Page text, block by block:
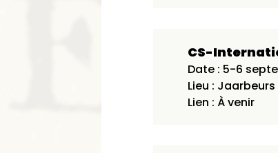
CS-
Date : 5-6
Lieu :
Lien : À venir